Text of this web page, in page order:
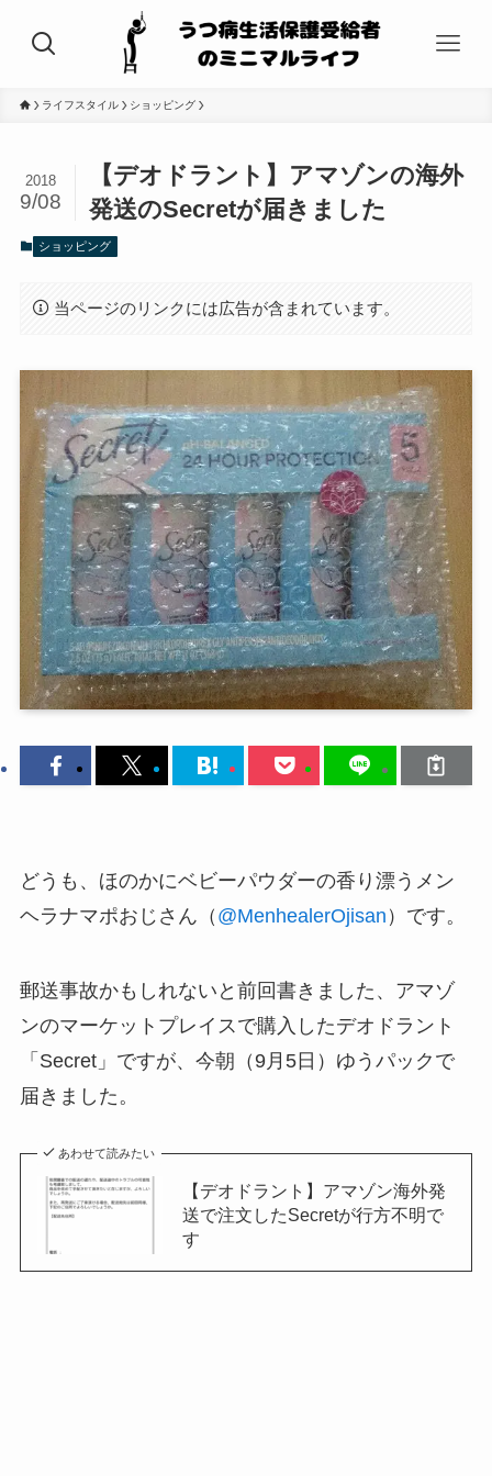
ライフスタイル ショッピング
【デオドラント】アマゾンの海外
発送のSecretが届きました
2018
9/08
ショッピング
当ページのリンクには広告が含まれています。
どうも、ほのかにベビーパウダーの香り漂うメン
ヘラナマポおじさん（ @MenhealerOjisan ）です。
郵送事故かもしれないと前回書きました、アマゾ
ンのマーケットプレイスで購入したデオドラント
「Secret」ですが、今朝（9月5日）ゆうパックで
届きました。
あわせて読みたい
【デオドラント】アマゾン海外発
送で注文したSecretが行方不明で
す